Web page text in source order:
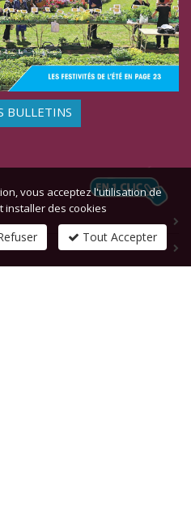
BULLETINS
vous acceptez l'utilisation de
installer des cookies
Tout Accepter